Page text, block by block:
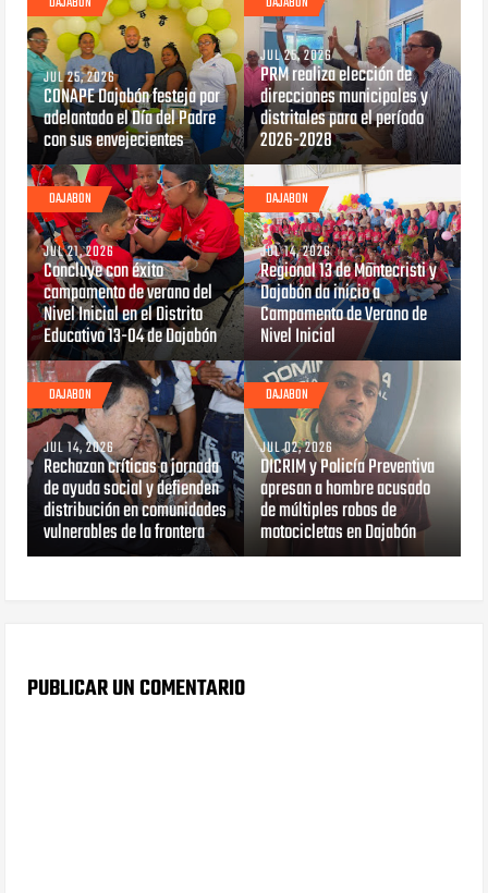
JUL 25, 2026
CONAPE Dajabón festeja por
adelantado el Día del Padre
con sus envejecientes
JUL 25, 2026
PRM realiza elección de
direcciones municipales y
distritales para el período
2026-2028
DAJABON
JUL 21, 2026
Concluye con éxito
campamento de verano del
Nivel Inicial en el Distrito
Educativo 13-04 de Dajabón
DAJABON
JUL 14, 2026
Regional 13 de Montecristi y
Dajabón da inicio a
Campamento de Verano de
Nivel Inicial
DAJABON
JUL 14, 2026
Rechazan críticas a jornada
de ayuda social y defienden
distribución en comunidades
vulnerables de la frontera
DAJABON
JUL 02, 2026
DICRIM y Policía Preventiva
apresan a hombre acusado
de múltiples robos de
motocicletas en Dajabón
PUBLICAR UN COMENTARIO